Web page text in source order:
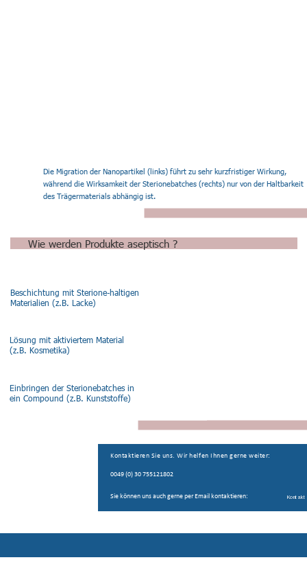
Die Migration der Nanopartikel (links) führt zu sehr kurzfristiger Wirkung,
während die Wirksamkeit der Sterionebatches (rechts) nur von der Haltbarkeit
des Trägermaterials abhängig ist.
Wie werden Produkte aseptisch ?
Kontaktieren Sie uns. Wir helfen Ihnen gerne weiter:
0049 (0) 30 755121802
Sie können uns auch gerne per Email kontaktieren: Kontakt
Einbringen der Sterionebatches in
ein Compound (z.B. Kunststoffe)
Beschichtung mit Sterione-haltigen
Materialien (z.B. Lacke)
Lösung mit aktiviertem Material
(z.B. Kosmetika)